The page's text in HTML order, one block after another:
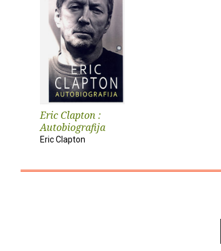
Eric Clapton :
Autobiografija
Eric Clapton